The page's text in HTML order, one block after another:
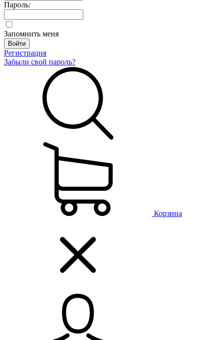
Пароль:
Запомнить меня
Регистрация
Забыли свой пароль?
Корзина